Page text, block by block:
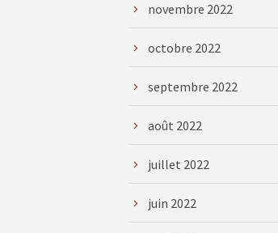
novembre 2022
octobre 2022
septembre 2022
août 2022
juillet 2022
juin 2022